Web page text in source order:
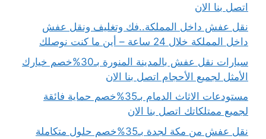
اتصل بنا الان
نقل عفش داخل المملكة..فك وتغليف ونقل عفش
داخل المملكة خلال 24 ساعة – أين ما كنت نوصلك
سيارات نقل عفش بالمدينة المنورة بـ30%خصم خيارك
الأمثل لجميع الأحجام اتصل بنا الان
مستودعات الاثاث الدمام بـ35%خصم حماية فائقة
لجميع ممتلكاتك اتصل بنا الان
نقل عفش من مكة لجدة بـ35%خصم حلول متكاملة